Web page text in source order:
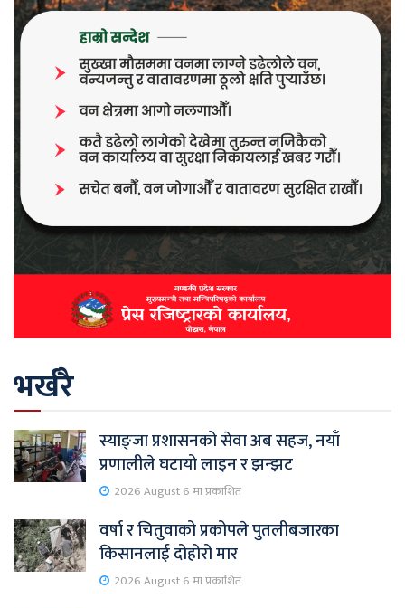
भर्खरै
स्याङ्जा प्रशासनको सेवा अब सहज, नयाँ
प्रणालीले घटायो लाइन र झन्झट
2026 August 6 मा प्रकाशित
वर्षा र चितुवाको प्रकोपले पुतलीबजारका
किसानलाई दोहोरो मार
2026 August 6 मा प्रकाशित